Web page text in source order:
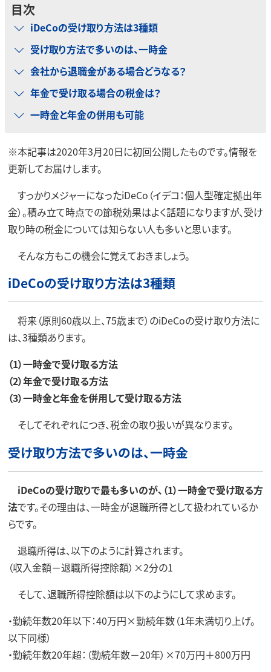
目次
iDeCoの受け取り方法は3種類
受け取り方法で多いのは、一時金
会社から退職金がある場合どうなる？
年金で受け取る場合の税金は？
一時金と年金の併用も可能
※本記事は2020年3月20日に初回公開したものです。情報を
更新してお届けします。
すっかりメジャーになったiDeCo（イデコ：個人型確定拠出年
金）。積み立て時点での節税効果はよく話題になりますが、受け
取り時の税金については知らない人も多いと思います。
そんな方もこの機会に覚えておきましょう。
iDeCoの受け取り方法は3種類
将来（原則60歳以上、75歳まで）のiDeCoの受け取り方法に
は、3種類あります。
（1）一時金で受け取る方法
（2）年金で受け取る方法
（3）一時金と年金を併用して受け取る方法
そしてそれぞれにつき、税金の取り扱いが異なります。
受け取り方法で多いのは、一時金
iDeCoの受け取りで最も多いのが、（1）一時金で受け取る方
法です。その理由は、一時金が退職所得として扱われているか
らです。
退職所得は、以下のように計算されます。
（収入金額－退職所得控除額）×2分の1
そして、退職所得控除額は以下のようにして求めます。
・勤続年数20年以下：40万円×勤続年数（1年未満切り上げ。
以下同様）
・勤続年数20年超：（勤続年数－20年）×70万円＋800万円